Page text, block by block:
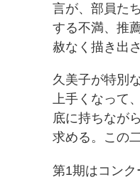
言が、部員た
する不満、推
赦なく描き出
久美子が特別
上手くなって
底に持ちなが
求める。この
第1期はコン